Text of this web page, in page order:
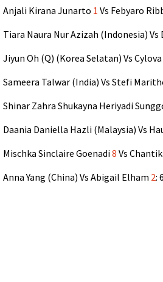
Anjali Kirana Junarto 1 Vs Febyaro
Tiara Naura Nur Azizah (Indonesia)
Jiyun Oh (Q) (Korea Selatan) Vs
Sameera Talwar (India) Vs Stefi
Shinar Zahra Shukayna Heriyadi
Daania Daniella Hazli (Malaysia) Vs
Mischka Sinclaire Goenadi8 Vs
Anna Yang (China) Vs Abigail Elham 2: